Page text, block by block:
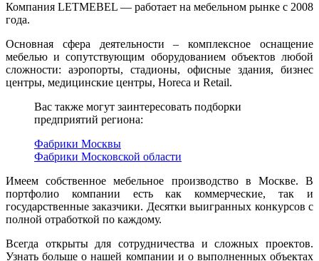
Компания LETMEBEL — работает на мебельном рынке с 2008
года.
Основная сфера деятельности – комплексное оснащение
мебелью и сопутствующим оборудованием объектов любой
сложности: аэропорты, стадионы, офисные здания, бизнес
центры, медицинские центры, Horeca и Retail.
Вас также могут заинтересовать подборки
предприятий региона:
Фабрики Москвы
Фабрики Московской области
Имеем собственное мебельное производство в Москве. В
портфолио компании есть как коммерческие, так и
государственные заказчики. Десятки выигранных конкурсов с
полной отработкой по каждому.
Всегда открыты для сотрудничества и сложных проектов.
Узнать больше о нашей компании и о выполненных объектах